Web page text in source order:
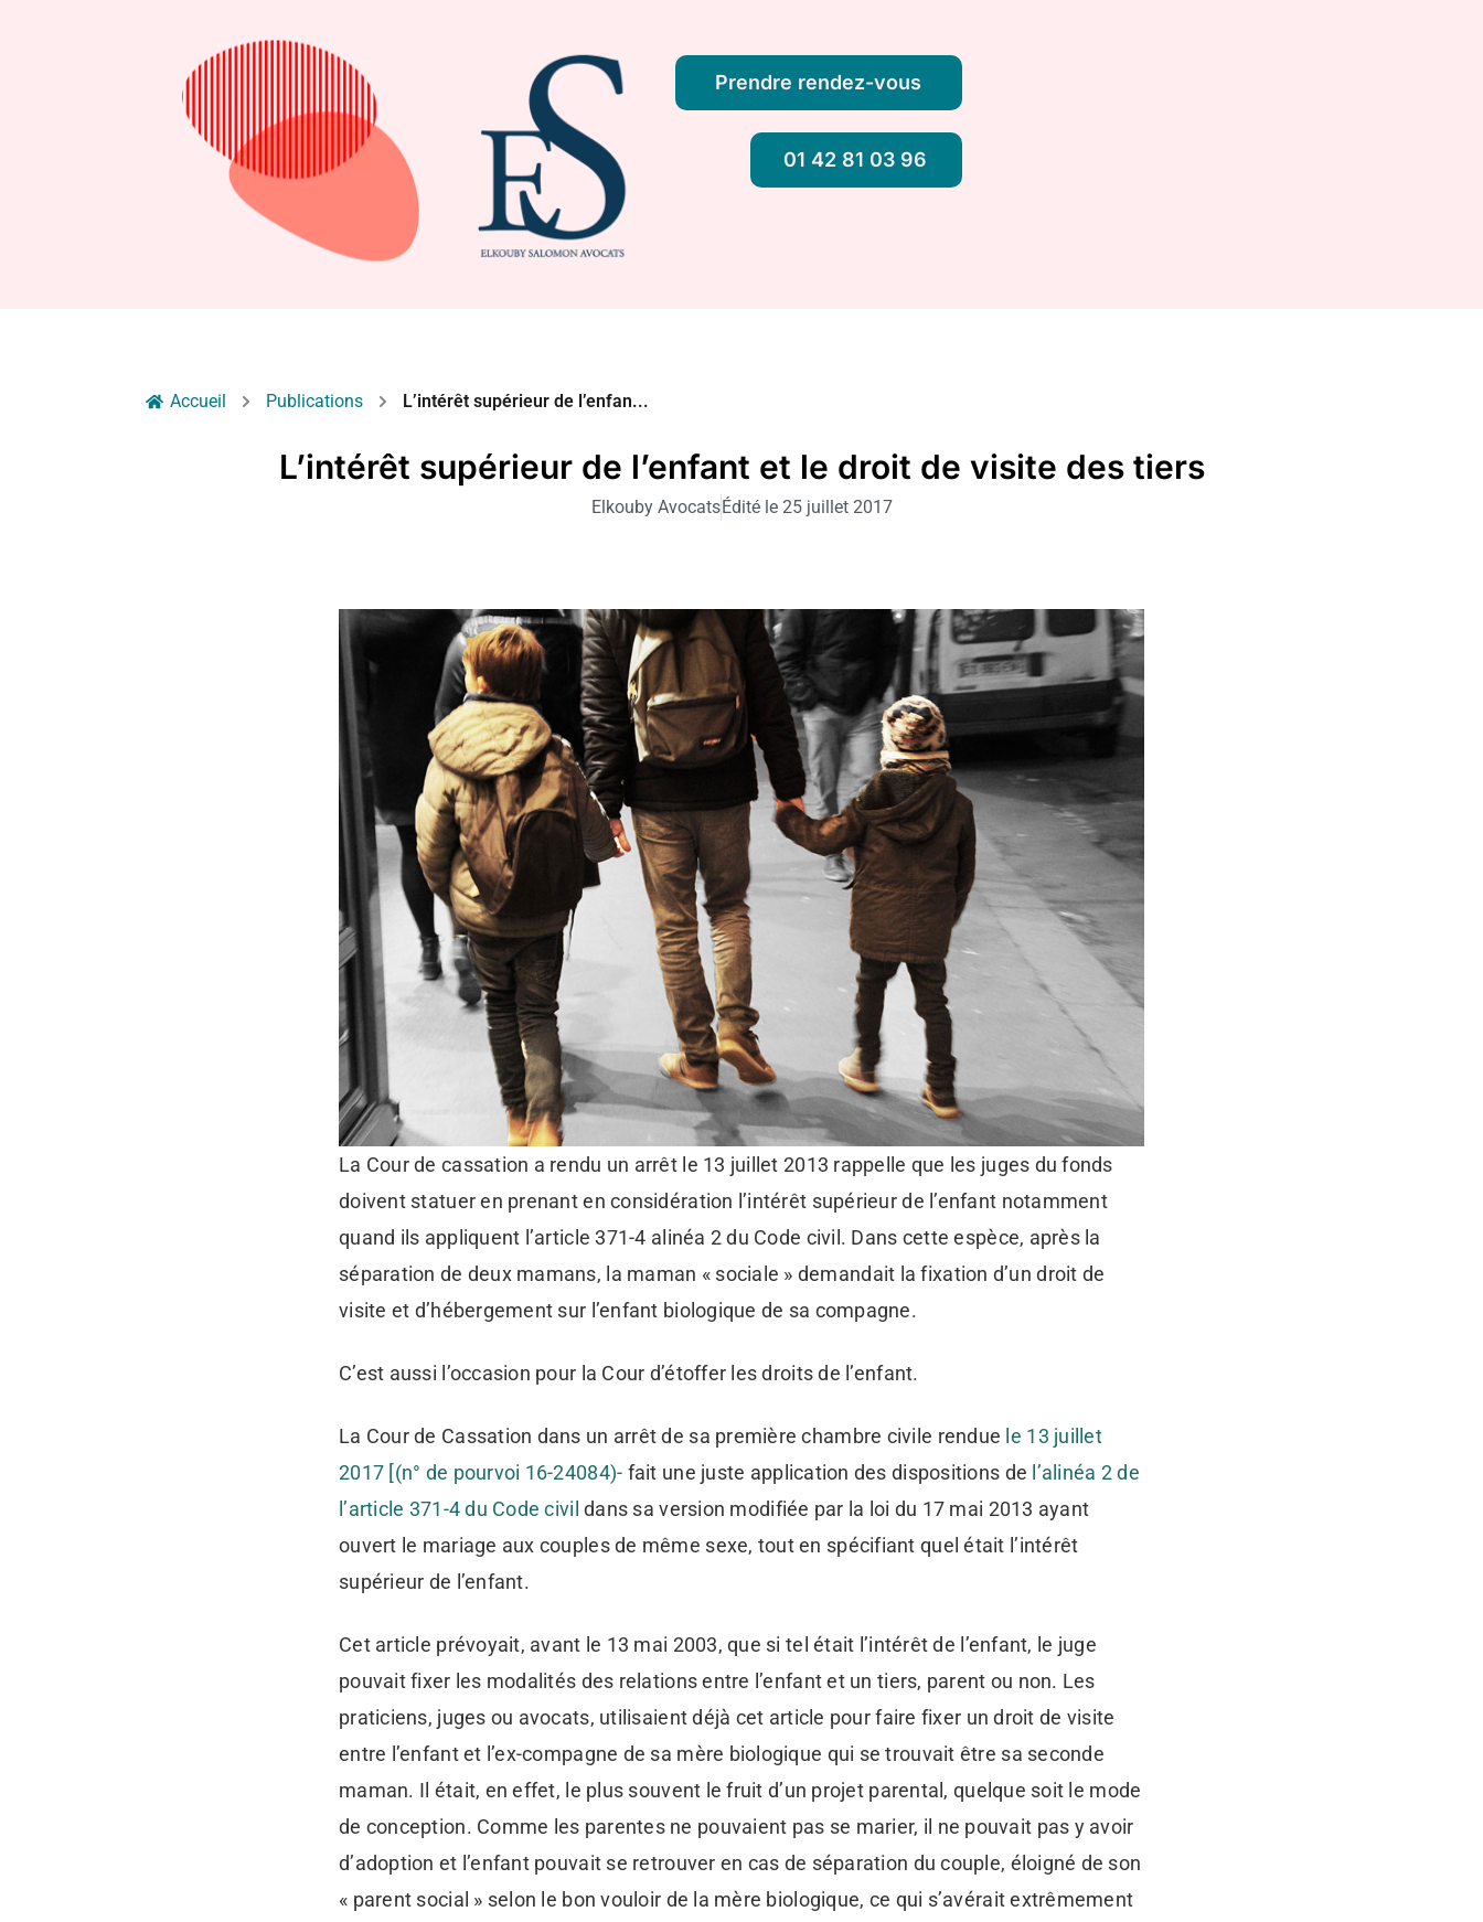
Prendre rendez-vous
01 42 81 03 96
Accueil Publications L’intérêt supérieur de l’enfan...
L’intérêt supérieur de l’enfant et le droit de visite des tiers
Elkouby AvocatsÉdité le 25 juillet 2017
La Cour de cassation a rendu un arrêt le 13 juillet 2013 rappelle que les juges du fonds
doivent statuer en prenant en considération l’intérêt supérieur de l’enfant notamment
quand ils appliquent l’article 371-4 alinéa 2 du Code civil. Dans cette espèce, après la
séparation de deux mamans, la maman « sociale » demandait la fixation d’un droit de
visite et d’hébergement sur l’enfant biologique de sa compagne.
C’est aussi l’occasion pour la Cour d’étoffer les droits de l’enfant.
La Cour de Cassation dans un arrêt de sa première chambre civile rendue le 13 juillet
2017 [(n° de pourvoi 16-24084)- fait une juste application des dispositions de l’alinéa 2 de
l’article 371-4 du Code civil dans sa version modifiée par la loi du 17 mai 2013 ayant
ouvert le mariage aux couples de même sexe, tout en spécifiant quel était l’intérêt
supérieur de l’enfant.
Cet article prévoyait, avant le 13 mai 2003, que si tel était l’intérêt de l’enfant, le juge
pouvait fixer les modalités des relations entre l’enfant et un tiers, parent ou non. Les
praticiens, juges ou avocats, utilisaient déjà cet article pour faire fixer un droit de visite
entre l’enfant et l’ex-compagne de sa mère biologique qui se trouvait être sa seconde
maman. Il était, en effet, le plus souvent le fruit d’un projet parental, quelque soit le mode
de conception. Comme les parentes ne pouvaient pas se marier, il ne pouvait pas y avoir
d’adoption et l’enfant pouvait se retrouver en cas de séparation du couple, éloigné de son
« parent social » selon le bon vouloir de la mère biologique, ce qui s’avérait extrêmement